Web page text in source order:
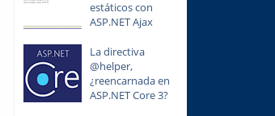
estáticos con
ASP.NET Ajax
La directiva
@helper,
¿reencarnada en
ASP.NET Core 3?